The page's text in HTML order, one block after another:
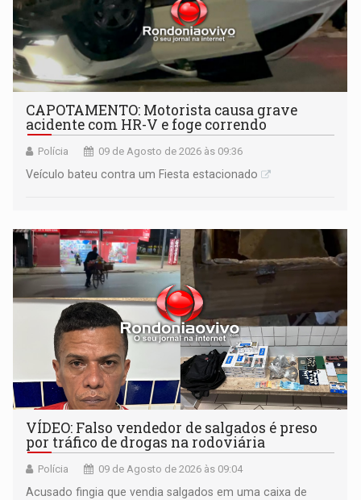
CAPOTAMENTO: Motorista causa grave
acidente com HR-V e foge correndo
Polícia 09 de Agosto de 2026 às 09:36
Veículo bateu contra um Fiesta estacionado
VÍDEO: Falso vendedor de salgados é preso
por tráfico de drogas na rodoviária
Polícia 09 de Agosto de 2026 às 09:04
Acusado fingia que vendia salgados em uma caixa de